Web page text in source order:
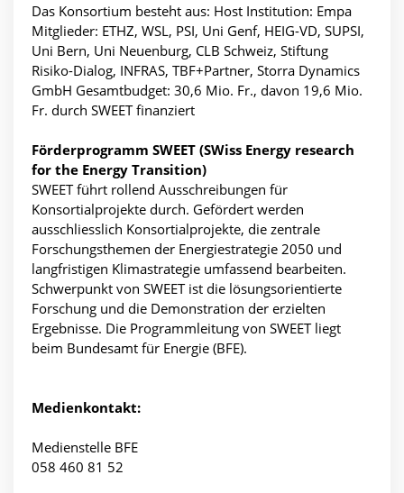
Das Konsortium besteht aus: Host Institution: Empa
Mitglieder: ETHZ, WSL, PSI, Uni Genf, HEIG-VD, SUPSI,
Uni Bern, Uni Neuenburg, CLB Schweiz, Stiftung
Risiko-Dialog, INFRAS, TBF+Partner, Storra Dynamics
GmbH Gesamtbudget: 30,6 Mio. Fr., davon 19,6 Mio.
Fr. durch SWEET finanziert
Förderprogramm SWEET (SWiss Energy research
for the Energy Transition)
SWEET führt rollend Ausschreibungen für
Konsortialprojekte durch. Gefördert werden
ausschliesslich Konsortialprojekte, die zentrale
Forschungsthemen der Energiestrategie 2050 und
langfristigen Klimastrategie umfassend bearbeiten.
Schwerpunkt von SWEET ist die lösungsorientierte
Forschung und die Demonstration der erzielten
Ergebnisse. Die Programmleitung von SWEET liegt
beim Bundesamt für Energie (BFE).
Medienkontakt:
Medienstelle BFE
058 460 81 52